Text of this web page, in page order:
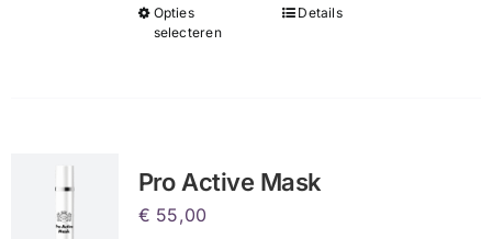
Opties
selecteren
Dit
optie
Details
Pro Active Mask
€ 55,00